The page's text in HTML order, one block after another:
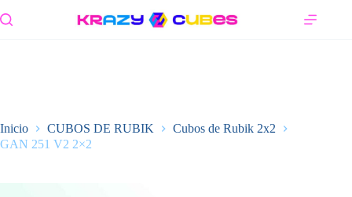
al
Inicio CUBOS DE RUBIK
Cubos de Rubik 2x2
GAN 251 V2 2×2